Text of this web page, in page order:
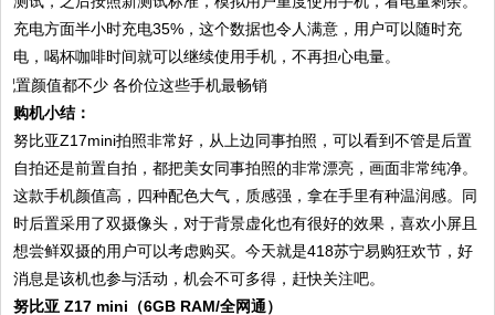
充电方面半小时充电35%，这个数据也令人满意，用户可以随时充
电，喝杯咖啡时间就可以继续使用手机，不再担心电量。
购机小结：
努比亚Z17mini拍照非常好，从上边同事拍照，可以看到不管是后置
自拍还是前置自拍，都把美女同事拍照的非常漂亮，画面非常纯净。
这款手机颜值高，四种配色大气，质感强，拿在手里有种温润感。同
时后置采用了双摄像头，对于背景虚化也有很好的效果，喜欢小屏且
想尝鲜双摄的用户可以考虑购买。今天就是418苏宁易购狂欢节，好
消息是该机也参与活动，机会不可多得，赶快关注吧。
努比亚 Z17 mini（6GB RAM/全网通）